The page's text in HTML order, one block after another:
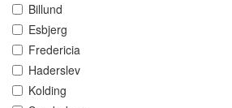
Billund
Esbjerg
Fredericia
Haderslev
Kolding